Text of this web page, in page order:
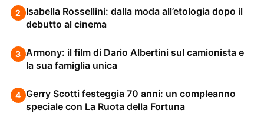
2 Isabella Rossellini: dalla moda all’etologia dopo il
debutto al cinema
3 Armony: il film di Dario Albertini sul camionista e
la sua famiglia unica
4 Gerry Scotti festeggia 70 anni: un compleanno
speciale con La Ruota della Fortuna